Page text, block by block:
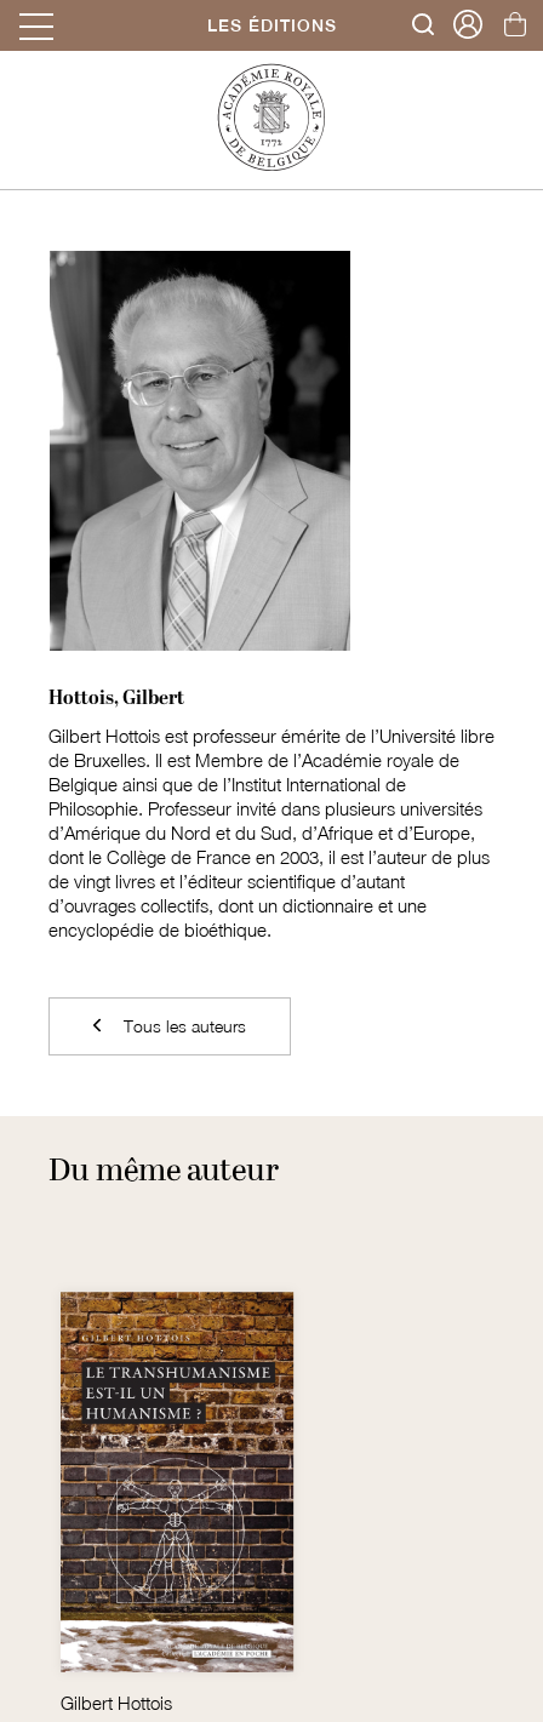
LES ÉDITIONS
Hottois, Gilbert
Gilbert Hottois est professeur émérite de l’Université libre
de Bruxelles. Il est Membre de l’Académie royale de
Belgique ainsi que de l’Institut International de
Philosophie. Professeur invité dans plusieurs universités
d’Amérique du Nord et du Sud, d’Afrique et d’Europe,
dont le Collège de France en 2003, il est l’auteur de plus
de vingt livres et l’éditeur scientifique d’autant
d’ouvrages collectifs, dont un dictionnaire et une
encyclopédie de bioéthique.
Tous les auteurs
Du même auteur
Gilbert Hottois